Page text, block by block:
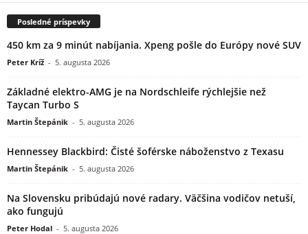
Posledné príspevky
450 km za 9 minút nabíjania. Xpeng pošle do Európy nové SUV
Peter Kríž - 5. augusta 2026
Základné elektro-AMG je na Nordschleife rýchlejšie než
Taycan Turbo S
Martin Štepánik - 5. augusta 2026
Hennessey Blackbird: Čisté šoférske náboženstvo z Texasu
Martin Štepánik - 5. augusta 2026
Na Slovensku pribúdajú nové radary. Väčšina vodičov netuší,
ako fungujú
Peter Hodal - 5. augusta 2026